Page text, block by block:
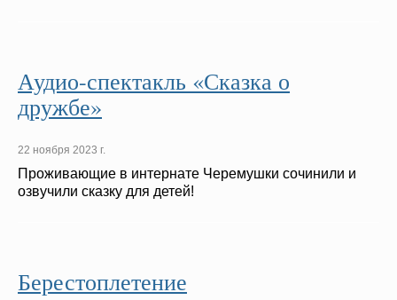
Аудио-спектакль «Сказка о
дружбе»
22 ноября 2023 г.
Проживающие в интернате Черемушки сочинили и
озвучили сказку для детей!
Берестоплетение